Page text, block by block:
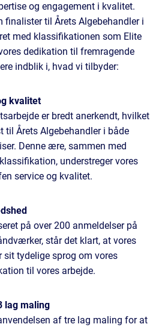
og engagement i kvalitet.
finalister til Årets Algebehandler i
med klassifikationen som Elite
dedikation til fremragende
indblik i, hvad vi tilbyder:
kvalitet
er bredt anerkendt, hvilket
til Årets Algebehandler i både
Denne ære, sammen med
understreger vores
service og kvalitet.
på over 200 anmeldelser på
står det klart, at vores
sit tydelige sprog om vores
til vores arbejde.
lag maling
af tre lag maling for at